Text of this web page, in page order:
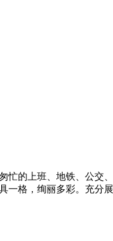
的上班、地铁、公交
格，绚丽多彩。充分